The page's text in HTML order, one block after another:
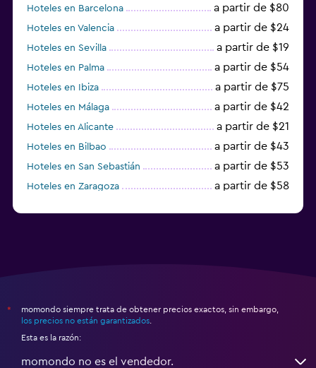
Hoteles en Barcelona a partir de $80
Hoteles en Valencia a partir de $24
Hoteles en Sevilla a partir de $19
Hoteles en Palma a partir de $54
Hoteles en Ibiza a partir de $75
Hoteles en Málaga a partir de $42
Hoteles en Alicante a partir de $21
Hoteles en Bilbao a partir de $43
Hoteles en San Sebastián a partir de $53
Hoteles en Zaragoza a partir de $58
*
momondo siempre trata de obtener precios exactos, sin embargo,
los precios no están garantizados
Esta es la razón:
momondo no es el vendedor.